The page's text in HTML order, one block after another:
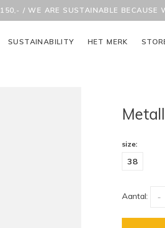
/ WE ARE SUSTAINABLE BECAUSE
SUSTAINABILITY HET MERK
size:
38
Aantal: -